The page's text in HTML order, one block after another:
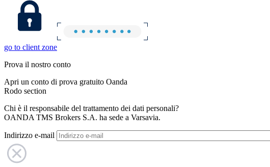
go to client zone
Prova il nostro conto
Apri un conto di prova gratuito Oanda
Rodo section
Chi è il responsabile del trattamento dei dati personali?
OANDA TMS Brokers S.A. ha sede a Varsavia.
Indirizzo e-mail